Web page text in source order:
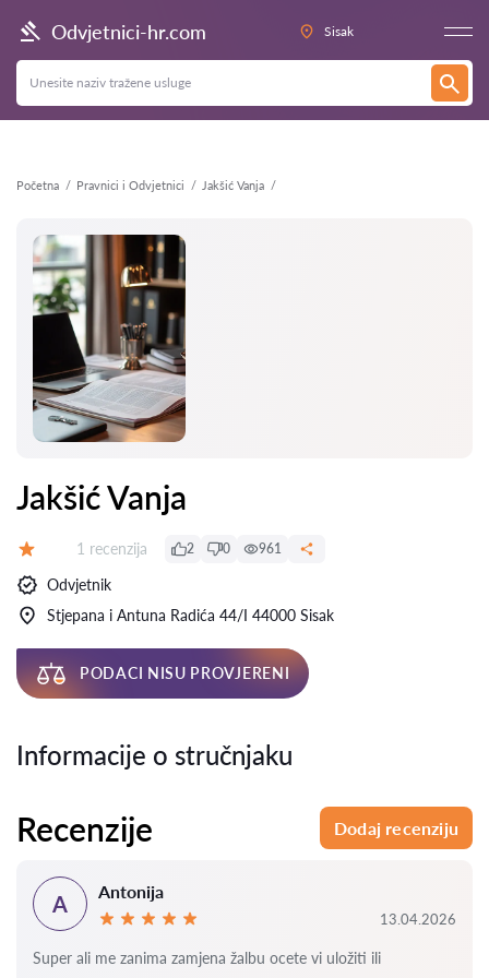
Odvjetnici-hr.com Sisak
Početna Pravnici i Odvjetnici Jakšić Vanja
Natrag
Jakšić Vanja
Recenzija:
1 recenzija 2 0 961
Odvjetnik
Stjepana i Antuna Radića 44/I 44000 Sisak
PODACI NISU PROVJERENI
Informacije o stručnjaku
Recenzije Dodaj recenziju
A Antonija
13.04.2026
Super ali me zanima zamjena žalbu ocete vi uložiti ili